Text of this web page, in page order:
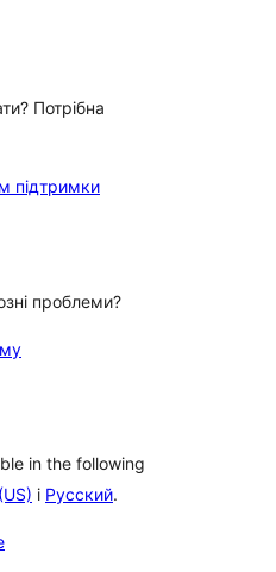
Потрібна
підтримки
проблеми?
in the following
і Русский.